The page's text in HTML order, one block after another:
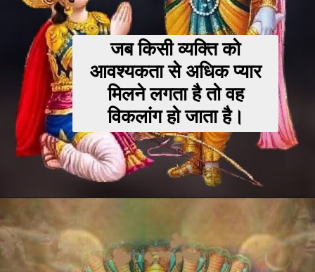
जब किसी व्यक्ति को
आवश्यकता से अधिक प्यार
मिलने लगता है तो वह
विकलांग हो जाता है।